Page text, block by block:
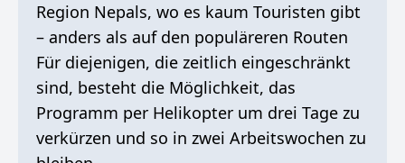
Region Nepals, wo es kaum Touristen gibt
– anders als auf den populäreren Routen
Für diejenigen, die zeitlich eingeschränkt
sind, besteht die Möglichkeit, das
Programm per Helikopter um drei Tage zu
verkürzen und so in zwei Arbeitswochen zu